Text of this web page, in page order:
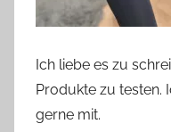
Ich liebe es zu
Produkte zu testen.
gerne mit.